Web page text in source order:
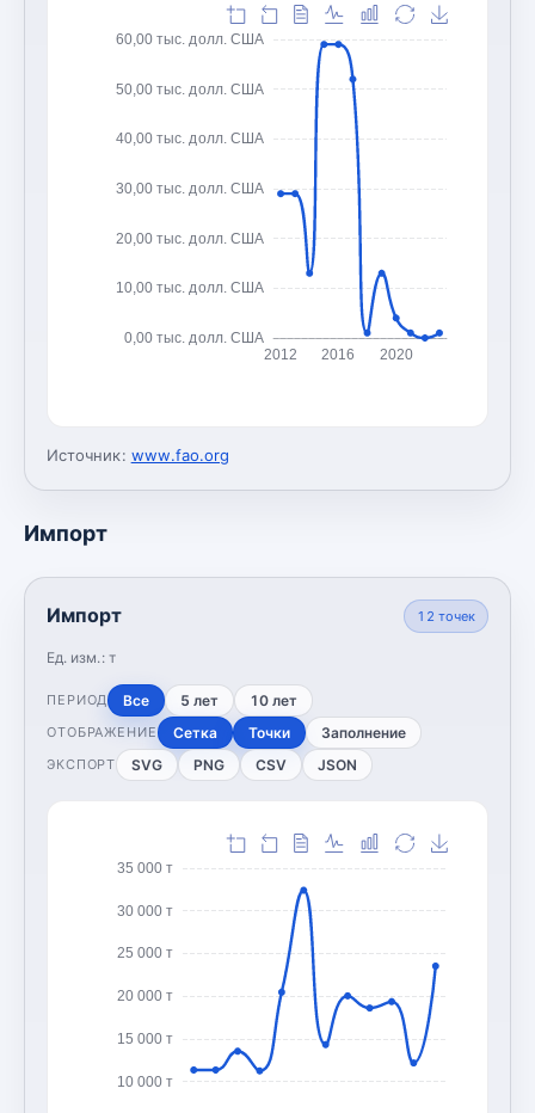
0,00 тыс. долл. США
10,00 тыс. долл. США
20,00 тыс. долл. США
30,00 тыс. долл. США
40,00 тыс. долл. США
50,00 тыс. долл. США
60,00 тыс. долл. США
2012 2016 2020
Источник: www.fao.org
Импорт
Импорт
Ед. изм.: т
12 точек
ПЕРИОД Все 5 лет 10 лет
ОТОБРАЖЕНИЕ Сетка Точки Заполнение
ЭКСПОРТ SVG PNG CSV JSON
10 000 т
15 000 т
20 000 т
25 000 т
30 000 т
35 000 т